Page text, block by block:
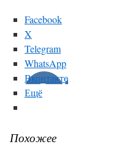
Facebook
X
Telegram
WhatsApp
Вконтакте
Ещё
Похожее